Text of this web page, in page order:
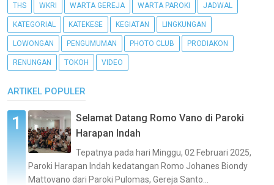
THS WKRI WARTA GEREJA WARTA PAROKI JADWAL
KATEGORIAL KATEKESE KEGIATAN LINGKUNGAN
LOWONGAN PENGUMUMAN PHOTO CLUB PRODIAKON
RENUNGAN TOKOH VIDEO
ARTIKEL POPULER
Selamat Datang Romo Vano di Paroki
Harapan Indah
Tepatnya pada hari Minggu, 02 Februari 2025,
Paroki Harapan Indah kedatangan Romo Johanes Biondy
Mattovano dari Paroki Pulomas, Gereja Santo...